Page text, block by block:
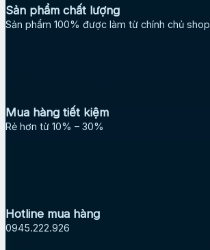
Sản phẩm chất lượng
Sản phẩm 100% được làm từ chính chủ shop
Mua hàng tiết kiệm
Rẻ hơn từ 10% – 30%
Hotline mua hàng
0945.222.926